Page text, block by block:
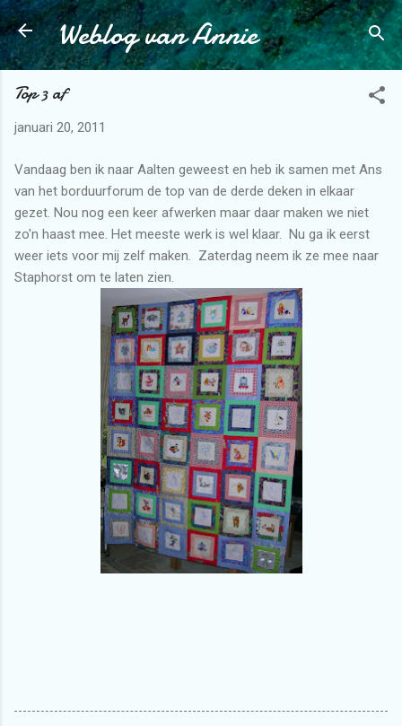
Doorgaan naar hoofdcontent
Weblog van Annie
Top 3 af
januari 20, 2011
Vandaag ben ik naar Aalten geweest en heb ik samen met Ans
van het borduurforum de top van de derde deken in elkaar
gezet. Nou nog een keer afwerken maar daar maken we niet
zo'n haast mee. Het meeste werk is wel klaar. Nu ga ik eerst
weer iets voor mij zelf maken. Zaterdag neem ik ze mee naar
Staphorst om te laten zien.